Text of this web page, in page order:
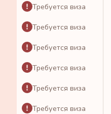
Требуется виза
Требуется виза
Требуется виза
Требуется виза
Требуется виза
Требуется виза